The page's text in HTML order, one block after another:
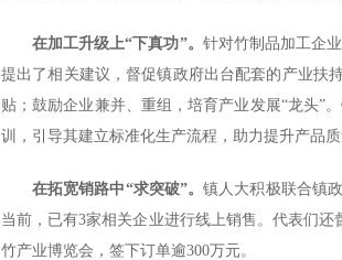
在加工升级上“下真功”。 针对竹制品加工企
提出了相关建议，督促镇政府出台配套的产业扶
贴；鼓励企业兼并、重组，培育产业发展“龙头”
训，引导其建立标准化生产流程，助力提升产品
在拓宽销路中“求突破”。镇人大积极联合镇
当前，已有3家相关企业进行线上销售。代表们
竹产业博览会，签下订单逾300万元。